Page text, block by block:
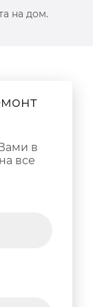
на дом.
в
все